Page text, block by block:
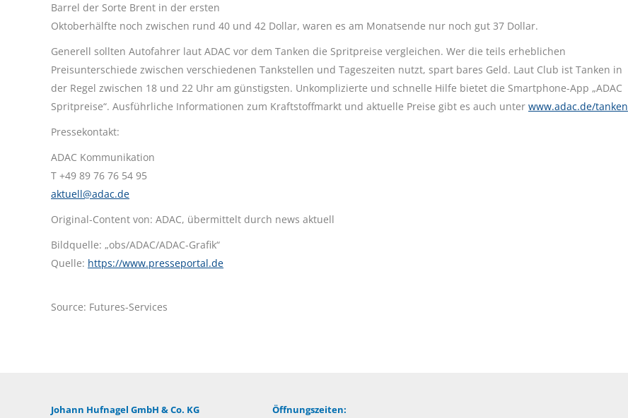
Barrel der Sorte Brent in der ersten
Oktoberhälfte noch zwischen rund 40 und 42 Dollar, waren es am Monatsende nur noch gut 37 Dollar.
Generell sollten Autofahrer laut ADAC vor dem Tanken die Spritpreise vergleichen. Wer die teils erheblichen
Preisunterschiede zwischen verschiedenen Tankstellen und Tageszeiten nutzt, spart bares Geld. Laut Club ist Tanken in
der Regel zwischen 18 und 22 Uhr am günstigsten. Unkomplizierte und schnelle Hilfe bietet die Smartphone-App „ADAC
Spritpreise“. Ausführliche Informationen zum Kraftstoffmarkt und aktuelle Preise gibt es auch unter www.adac.de/tanken
Pressekontakt:
ADAC Kommunikation
T +49 89 76 76 54 95
aktuell@adac.de
Original-Content von: ADAC, übermittelt durch news aktuell
Bildquelle: „obs/ADAC/ADAC-Grafik“
Quelle: https://www.presseportal.de
Source: Futures-Services
Johann Hufnagel GmbH & Co. KG Öffnungszeiten: